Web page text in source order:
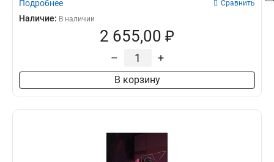
Подробнее Сравнить
Наличие: В наличии
2 655,00 ₽
– +
В корзину